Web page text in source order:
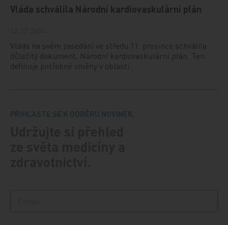
Vláda schválila Národní kardiovaskulární plán
Vláda na svém zasedání ve středu 11. prosince schválila
důležitý dokument, Národní kardiovaskulární plán. Ten
definuje potřebné změny v oblasti…
PŘIHLASTE SE K ODBĚRU NOVINEK.